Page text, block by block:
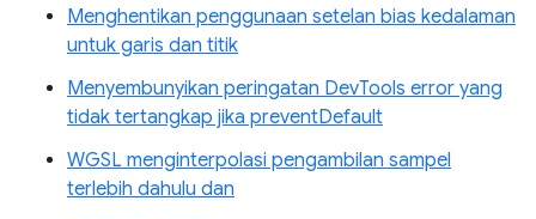
Menghentikan penggunaan setelan bias kedalaman
untuk garis dan titik
Menyembunyikan peringatan DevTools error yang
tidak tertangkap jika preventDefault
WGSL menginterpolasi pengambilan sampel
terlebih dahulu dan